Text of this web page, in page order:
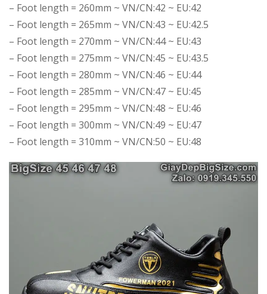
– Foot length = 260mm ~ VN/CN:42 ~ EU:42
– Foot length = 265mm ~ VN/CN:43 ~ EU:42.5
– Foot length = 270mm ~ VN/CN:44 ~ EU:43
– Foot length = 275mm ~ VN/CN:45 ~ EU:43.5
– Foot length = 280mm ~ VN/CN:46 ~ EU:44
– Foot length = 285mm ~ VN/CN:47 ~ EU:45
– Foot length = 295mm ~ VN/CN:48 ~ EU:46
– Foot length = 300mm ~ VN/CN:49 ~ EU:47
– Foot length = 310mm ~ VN/CN:50 ~ EU:48